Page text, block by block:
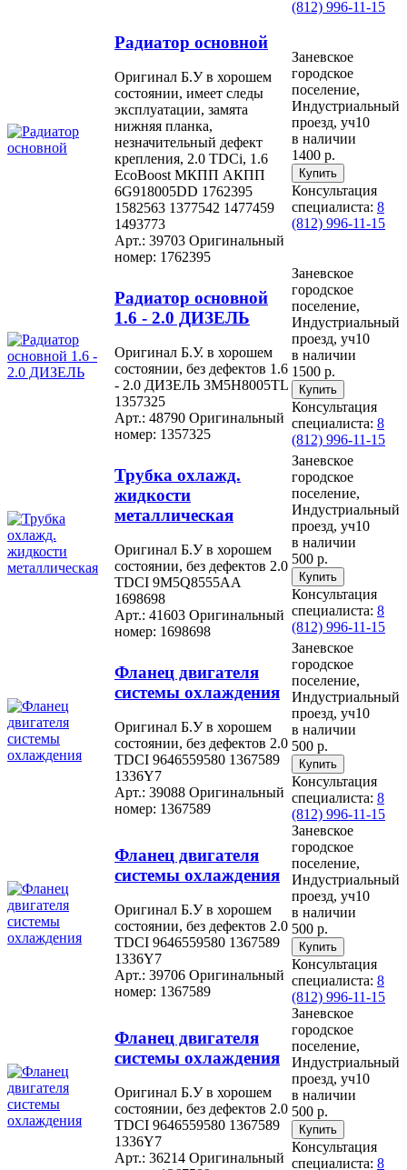
(812) 996-11-15
Радиатор основной
Оригинал Б.У в хорошем
состоянии, имеет следы
эксплуатации, замята
нижняя планка,
незначительный дефект
крепления, 2.0 TDCi, 1.6
EcoBoost МКПП АКПП
6G918005DD 1762395
1582563 1377542 1477459
1493773
Арт.: 39703 Оригинальный
номер: 1762395
Заневское
городское
поселение,
Индустриальный
проезд, уч10
в наличии
1400 р.
Консультация
специалиста: 8
(812) 996-11-15
Радиатор основной
1.6 - 2.0 ДИЗЕЛЬ
Оригинал Б.У. в хорошем
состоянии, без дефектов 1.6
- 2.0 ДИЗЕЛЬ 3M5H8005TL
1357325
Арт.: 48790 Оригинальный
номер: 1357325
Заневское
городское
поселение,
Индустриальный
проезд, уч10
в наличии
1500 р.
Консультация
специалиста: 8
(812) 996-11-15
Трубка охлажд.
жидкости
металлическая
Оригинал Б.У в хорошем
состоянии, без дефектов 2.0
TDCI 9M5Q8555AA
1698698
Арт.: 41603 Оригинальный
номер: 1698698
Заневское
городское
поселение,
Индустриальный
проезд, уч10
в наличии
500 р.
Консультация
специалиста: 8
(812) 996-11-15
Фланец двигателя
системы охлаждения
Оригинал Б.У в хорошем
состоянии, без дефектов 2.0
TDCI 9646559580 1367589
1336Y7
Арт.: 39088 Оригинальный
номер: 1367589
Заневское
городское
поселение,
Индустриальный
проезд, уч10
в наличии
500 р.
Консультация
специалиста: 8
(812) 996-11-15
Фланец двигателя
системы охлаждения
Оригинал Б.У в хорошем
состоянии, без дефектов 2.0
TDCI 9646559580 1367589
1336Y7
Арт.: 39706 Оригинальный
номер: 1367589
Заневское
городское
поселение,
Индустриальный
проезд, уч10
в наличии
500 р.
Консультация
специалиста: 8
(812) 996-11-15
Фланец двигателя
системы охлаждения
Оригинал Б.У в хорошем
состоянии, без дефектов 2.0
TDCI 9646559580 1367589
1336Y7
Арт.: 36214 Оригинальный
Заневское
городское
поселение,
Индустриальный
проезд, уч10
в наличии
500 р.
Консультация
специалиста: 8